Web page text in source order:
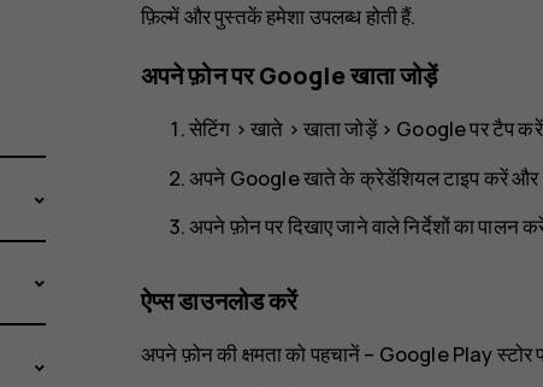
फ़िल्में और पुस्तकें हमेशा उपलब्ध होती हैं.
अपने फ़ोन पर Google खाता जोड़ें
सेटिंग >खाते > खाता जोड़ें> Googleपर टैप
अपने Google खाते के क्रेडेंशियल टाइप करें और
अपने फ़ोन पर दिखाए जाने वाले निर्देशों का पालन
ऐप्स डाउनलोड करें
अपने फ़ोन की क्षमता को पहचानें – Google Play